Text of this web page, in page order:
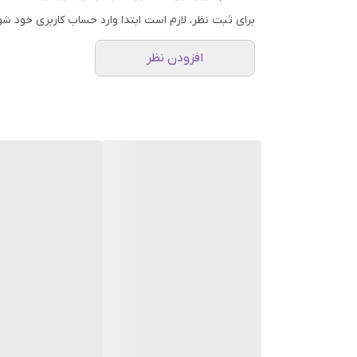
جلبک دریایی نه‌تنها پوست را عمیقاً مرطوب می‌کند،
سلول‌ها کمک کرده و بافت پوست را صاف و یکدست
برای ثبت نظر، لازم است ابتدا وارد حساب کاربری خود
افزودن نظر